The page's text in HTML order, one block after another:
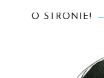
O STRONIE!